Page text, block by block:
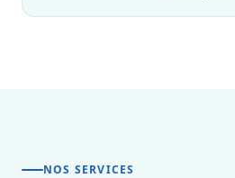
NOS SERVICES